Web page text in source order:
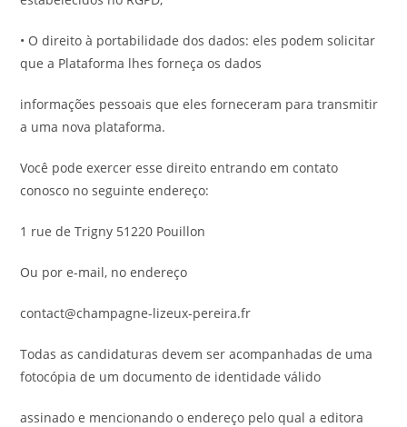
• O direito à portabilidade dos dados: eles podem solicitar
que a Plataforma lhes forneça os dados
informações pessoais que eles forneceram para transmitir
a uma nova plataforma.
Você pode exercer esse direito entrando em contato
conosco no seguinte endereço:
1 rue de Trigny 51220 Pouillon
Ou por e-mail, no endereço
contact@champagne-lizeux-pereira.fr
Todas as candidaturas devem ser acompanhadas de uma
fotocópia de um documento de identidade válido
assinado e mencionando o endereço pelo qual a editora